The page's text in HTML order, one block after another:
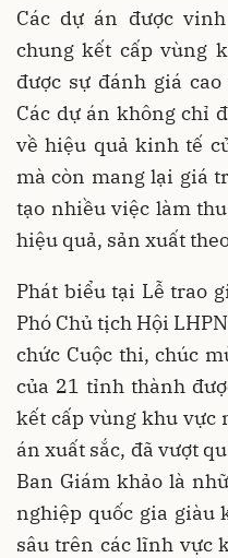
Các dự án được
chung kết cấp vùng
được sự đánh giá
Các dự án không chỉ
về hiệu quả kinh tế
mà còn mang lại giá
tạo nhiều việc làm
hiệu quả, sản xuất
Phát biểu tại Lễ trao
Phó Chủ tịch Hội
chức Cuộc thi, chúc
của 21 tỉnh thành
kết cấp vùng khu vực
án xuất sắc, đã vượt
Ban Giám khảo là
nghiệp quốc gia giàu
sâu trên các lĩnh vực